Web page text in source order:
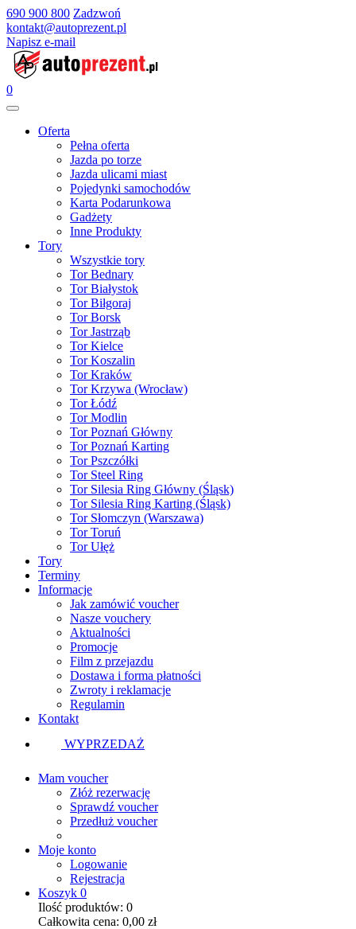
690 900 800 Zadzwoń
kontakt@autoprezent.pl
Napisz e-mail
0
Oferta
Pełna oferta
Jazda po torze
Jazda ulicami miast
Pojedynki samochodów
Karta Podarunkowa
Gadżety
Inne Produkty
Tory
Wszystkie tory
Tor Bednary
Tor Białystok
Tor Biłgoraj
Tor Borsk
Tor Jastrząb
Tor Kielce
Tor Koszalin
Tor Kraków
Tor Krzywa (Wrocław)
Tor Łódź
Tor Modlin
Tor Poznań Główny
Tor Poznań Karting
Tor Pszczółki
Tor Steel Ring
Tor Silesia Ring Główny (Śląsk)
Tor Silesia Ring Karting (Śląsk)
Tor Słomczyn (Warszawa)
Tor Toruń
Tor Ułęż
Tory
Terminy
Informacje
Jak zamówić voucher
Nasze vouchery
Aktualności
Promocje
Film z przejazdu
Dostawa i forma płatności
Zwroty i reklamacje
Regulamin
Kontakt
WYPRZEDAŻ
Mam voucher
Złóż rezerwację
Sprawdź voucher
Przedłuż voucher
Moje konto
Logowanie
Rejestracja
Koszyk 0
Ilość produktów: 0
Całkowita cena: 0,00 zł